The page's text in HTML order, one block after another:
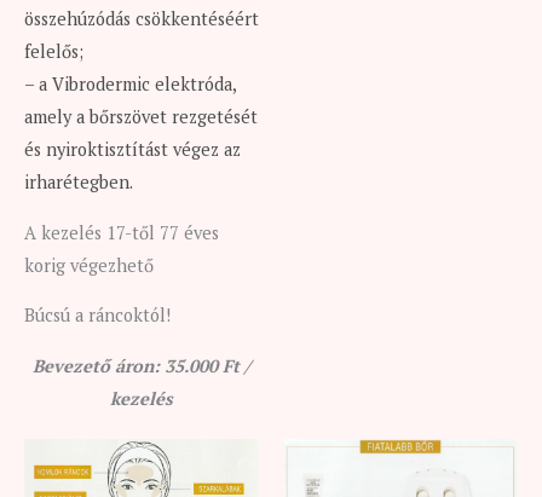
összehúzódás csökkentéséért
felelős;
– a Vibrodermic elektróda,
amely a bőrszövet rezgetését
és nyiroktisztítást végez az
irharétegben.
A kezelés 17-től 77 éves
korig végezhető
Búcsú a ráncoktól!
Bevezető áron: 35.000 Ft /
kezelés